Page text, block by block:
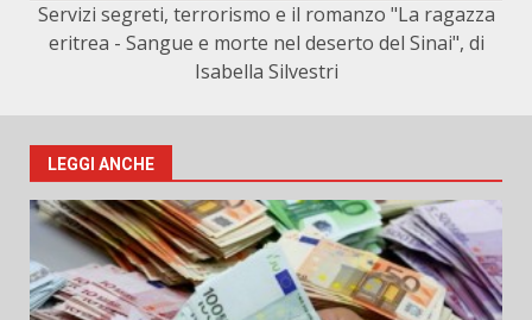
Servizi segreti, terrorismo e il romanzo "La ragazza
eritrea - Sangue e morte nel deserto del Sinai", di
Isabella Silvestri
LEGGI ANCHE